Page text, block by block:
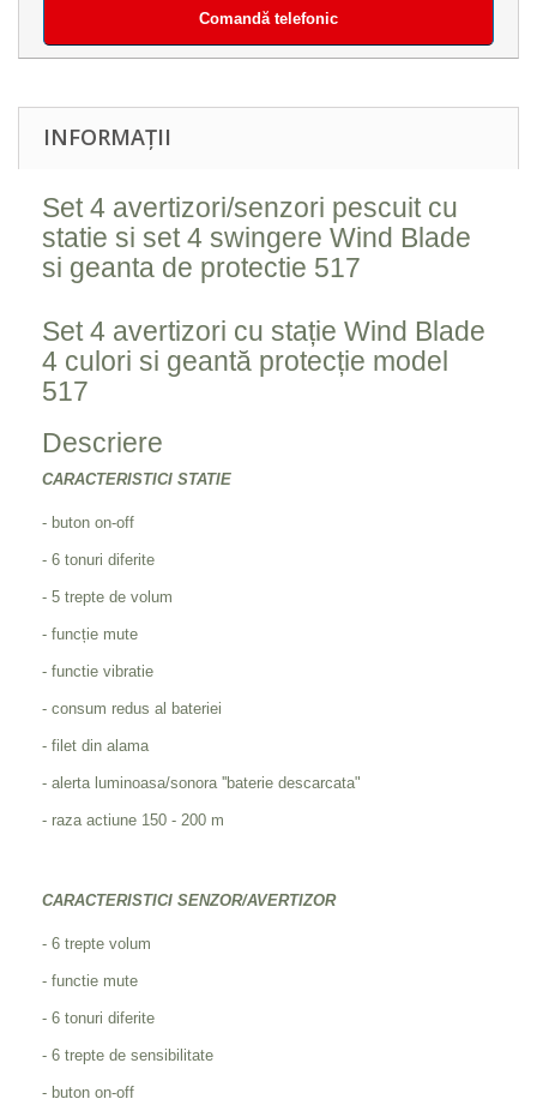
Comandă telefonic
INFORMAȚII
Set 4 avertizori/senzori pescuit cu
statie si set 4 swingere Wind Blade
si geanta de protectie 517
Set 4 avertizori cu stație Wind Blade
4 culori si geantă protecție model
517
Descriere
CARACTERISTICI STATIE
- buton on-off
- 6 tonuri diferite
- 5 trepte de volum
- funcție mute
- functie vibratie
- consum redus al bateriei
- filet din alama
- alerta luminoasa/sonora ''baterie descarcata"
- raza actiune 150 - 200 m
CARACTERISTICI SENZOR/AVERTIZOR
- 6 trepte volum
- functie mute
- 6 tonuri diferite
- 6 trepte de sensibilitate
- buton on-off